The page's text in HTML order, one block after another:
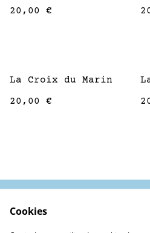
20,00 €
La Croix du Marin
20,00 €
Contactez-nous
Cookies